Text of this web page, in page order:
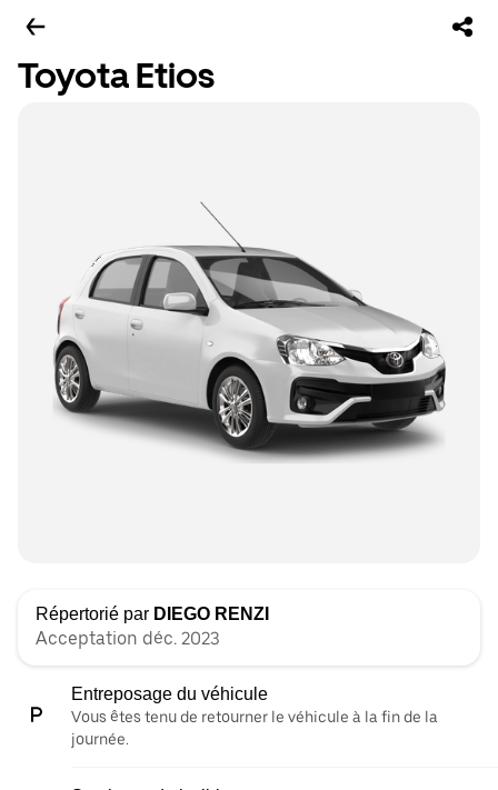
Toyota Etios
Répertorié par DIEGO RENZI
Acceptation déc. 2023
Entreposage du véhicule
Vous êtes tenu de retourner le véhicule à la fin de la
journée.